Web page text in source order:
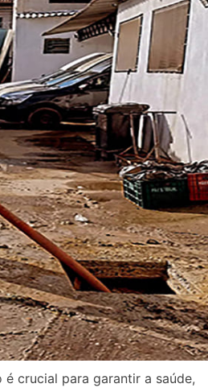
crucial para garantir a saúde,